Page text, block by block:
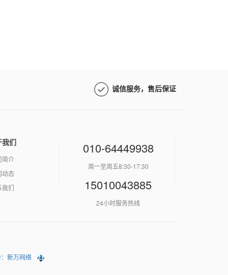
诚信服务，售后保证
我们
简介
动态
我们
010-64449938
周一至周五8:30-17:30
15010043885
24小时服务热线
新万网络